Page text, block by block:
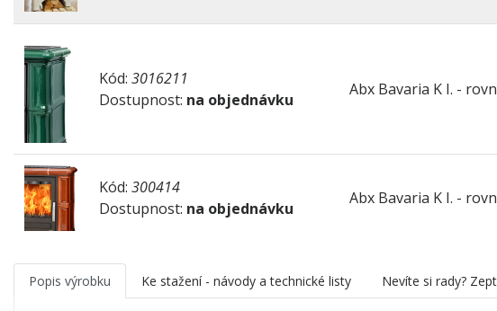
Kód: 3016211
Dostupnost: na objednávku
Abx Bavaria K I. -
Kód: 300414
Dostupnost: na objednávku
Abx Bavaria K I. -
Popis výrobku Ke stažení - návody a technické listy Nevíte si rady?